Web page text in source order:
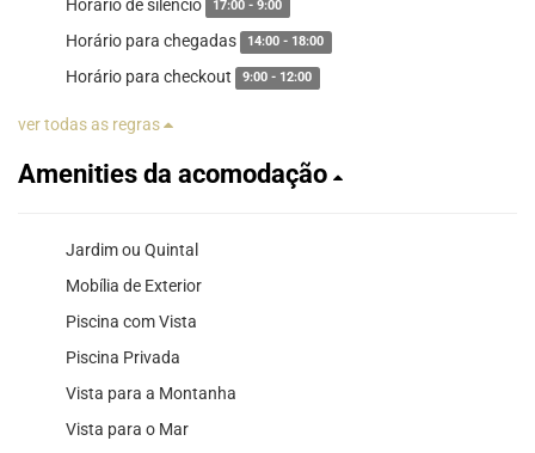
Horario de silêncio 17:00 - 9:00
Horário para chegadas 14:00 - 18:00
Horário para checkout 9:00 - 12:00
ver todas as regras
Amenities da acomodação
Jardim ou Quintal
Mobília de Exterior
Piscina com Vista
Piscina Privada
Vista para a Montanha
Vista para o Mar